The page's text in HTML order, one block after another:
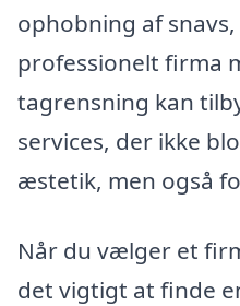
ophobning af
professionelt firma
tagrensning kan
services, der ikke
æstetik, men også
Når du vælger et
det vigtigt at finde